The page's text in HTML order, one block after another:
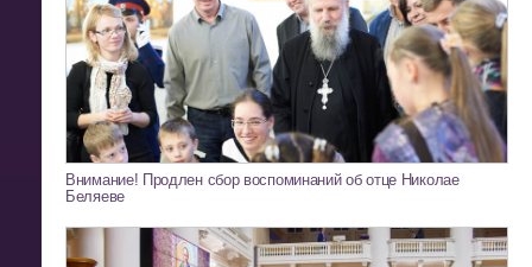
Внимание! Продлен сбор воспоминаний об отце Николае
Беляеве